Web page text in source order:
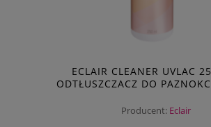
ECLAIR CLEANER UVLAC
ODTŁUSZCZACZ DO
Producent: Eclair